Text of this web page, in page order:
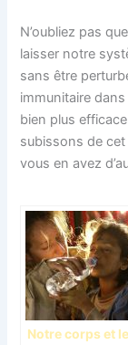
N’oubliez pas
laisser notre
sans être
immunitaire
bien plus
subissons de
vous en avez
Notre corps et le